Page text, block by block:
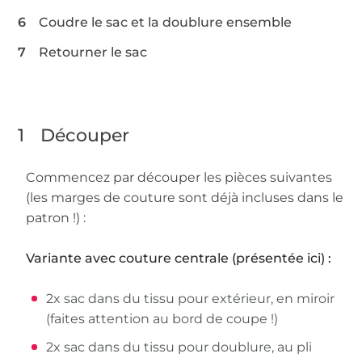
Coudre le sac et la doublure ensemble
Retourner le sac
1 Découper
Commencez par découper les pièces suivantes
(les marges de couture sont déjà incluses dans le
patron !) :
Variante avec couture centrale (présentée ici) :
2x sac dans du tissu pour extérieur, en miroir
(faites attention au bord de coupe !)
2x sac dans du tissu pour doublure, au pli